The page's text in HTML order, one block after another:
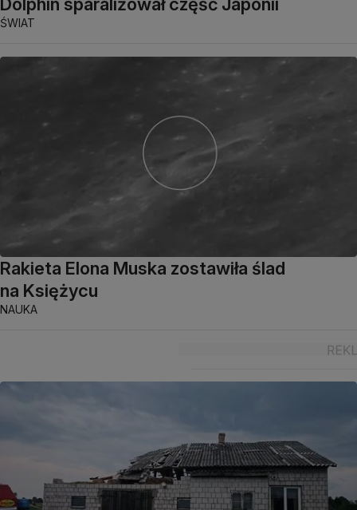
Dolphin sparaliżował część Japonii
ŚWIAT
Rakieta Elona Muska zostawiła ślad
na Księżycu
NAUKA